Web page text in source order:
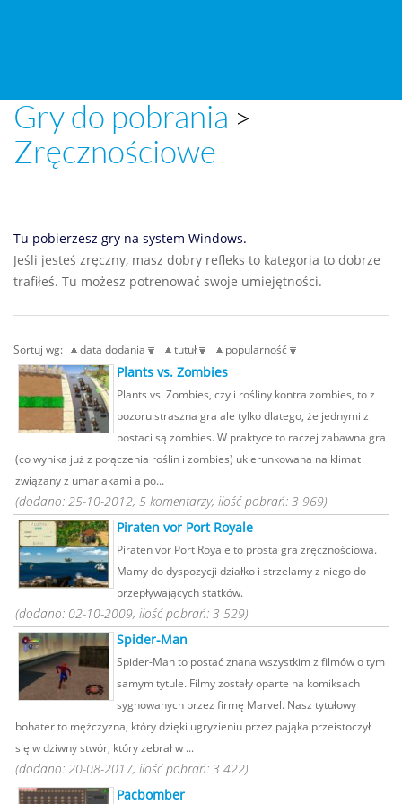
Gry do pobrania >
Zręcznościowe
Tu pobierzesz gry na system Windows.
Jeśli jesteś zręczny, masz dobry refleks to kategoria to dobrze
trafiłeś. Tu możesz potrenować swoje umiejętności.
Sortuj wg: data dodania tutuł popularność
Plants vs. Zombies
Plants vs. Zombies, czyli rośliny kontra zombies, to z
pozoru straszna gra ale tylko dlatego, że jednymi z
postaci są zombies. W praktyce to raczej zabawna gra
(co wynika już z połączenia roślin i zombies) ukierunkowana na klimat
związany z umarlakami a po...
(dodano: 25-10-2012, 5 komentarzy, ilość pobrań: 3 969)
Piraten vor Port Royale
Piraten vor Port Royale to prosta gra zręcznościowa.
Mamy do dyspozycji działko i strzelamy z niego do
przepływających statków.
(dodano: 02-10-2009, ilość pobrań: 3 529)
Spider-Man
Spider-Man to postać znana wszystkim z filmów o tym
samym tytule. Filmy zostały oparte na komiksach
sygnowanych przez firmę Marvel. Nasz tytułowy
bohater to mężczyzna, który dzięki ugryzieniu przez pająka przeistoczył
się w dziwny stwór, który zebrał w ...
(dodano: 20-08-2017, ilość pobrań: 3 422)
Pacbomber